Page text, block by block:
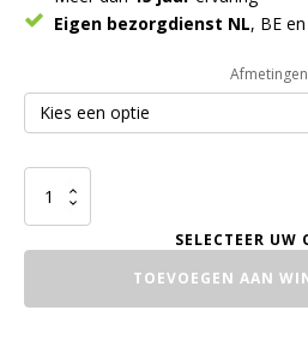
Eigen bezorgdienst NL, BE
Afmetingen
Bankje
Standaard
TOEVOEGEN AAN